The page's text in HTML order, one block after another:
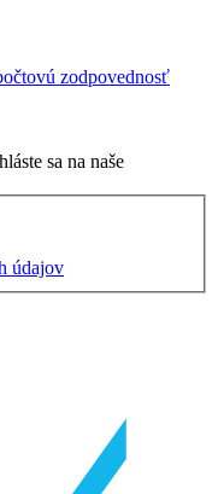
zodpovednosť
sa na naše
údajov